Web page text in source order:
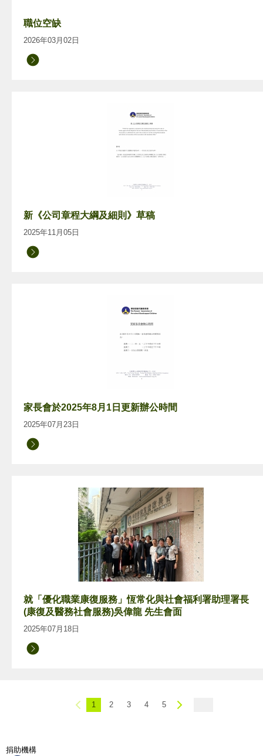
職位空缺
2026年03月02日
新《公司章程大綱及細則》草稿
2025年11月05日
家長會於2025年8月1日更新辦公時間
2025年07月23日
就「優化職業康復服務」恆常化與社會福利署助理署長
(康復及醫務社會服務)吳偉龍 先生會面
2025年07月18日
1 2 3 4 5
捐助機構